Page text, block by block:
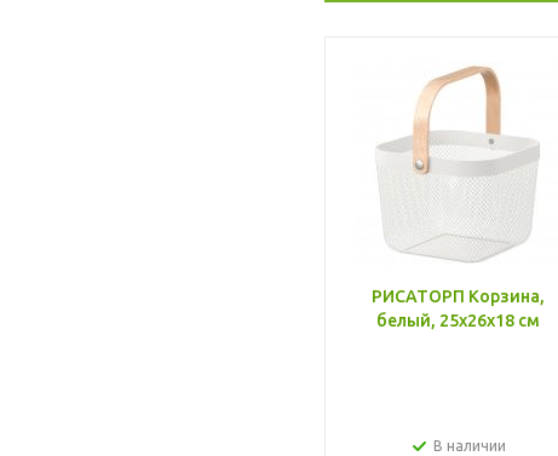
РИСАТОРП Корзина,
белый, 25x26x18 см
В наличии